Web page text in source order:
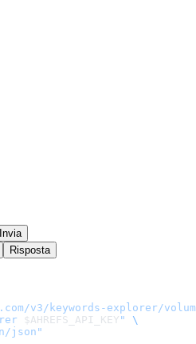
Invia
Risposta
v3/keywords-explorer/
$AHREFS_API_KEY "
\
json"